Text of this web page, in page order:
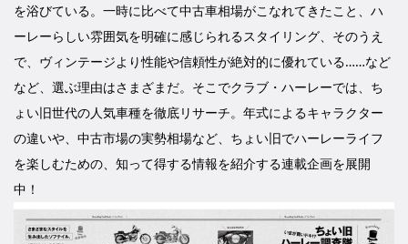
を浴びている。一時に比べて中古車相場がこなれてきたこと、ハ
ーレーらしい雰囲気を明確に感じられるスタイリング、そのうえ
で、ヴィンテージより性能や信頼性が絶対的に優れている……など
など、選ぶ理由はさまざまだ。そこでクラブ・ハーレーでは、ち
ょい旧世代の人気車種を徹底リサーチ。年式によるキャラクター
の違いや、中古市場の実勢相場など、ちょい旧でハーレーライフ
を楽しむための、知って得する情報を紹介する連載企画を展開
中！